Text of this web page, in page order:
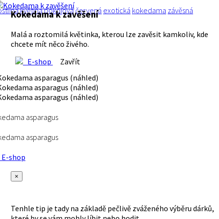
květinapokojováčervená exotická kokedama závěsná
Kokedama k zavěšení
Malá a roztomilá květinka, kterou lze zavěsit kamkoliv, kde
chcete mít něco živého.
E-shop
Zavřít
asparagus
asparagus
shop
×
Tenhle tip je tady na základě pečlivě zváženého výběru dárků,